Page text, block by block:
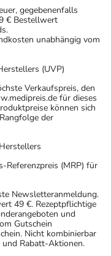
gegebenenfalls
€ Bestellwert
unabhängig vom
(UVP)
Verkaufspreis, den
für dieses
können sich
der
Referenzpreis (MRP) für
Newsletteranmeldung.
49 €. Rezeptpflichtige
und
Gutschein
Nicht kombinierbar
und Rabatt-Aktionen.